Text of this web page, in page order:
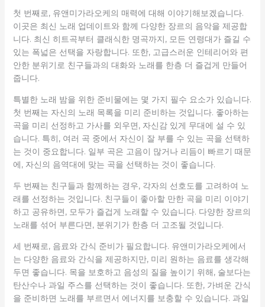
첫 번째로, 유앤미가라오케의 매력에 대해 이야기해보겠습니다.
이곳은 최신 노래 업데이트와 함께 다양한 장르의 음악을 제공합
니다. 최신 히트곡부터 클래식한 명곡까지, 모든 연령대가 즐길 수
있는 폭넓은 선택을 자랑합니다. 또한, 고급스러운 인테리어와 편
안한 분위기로 친구들과의 대화와 노래를 한층 더 즐겁게 만들어
줍니다.
특별한 노래 밤을 위한 준비물에는 몇 가지 필수 요소가 있습니다.
첫 번째는 자신의 노래 목록을 미리 준비하는 것입니다. 좋아하는
곡을 미리 선정하고 가사를 외우면, 자신감 있게 무대에 설 수 있
습니다. 특히, 여러 곡 중에서 자신이 잘 부를 수 있는 곡을 선택하
는 것이 중요합니다. 일부 곡은 고음이 많거나 리듬이 빠르기 때문
에, 자신의 음역대에 맞는 곡을 선택하는 것이 좋습니다.
두 번째는 친구들과 함께하는 경우, 각자의 선호도를 고려하여 노
래를 선정하는 것입니다. 친구들이 좋아할 만한 곡을 미리 이야기
하고 공유하면, 모두가 즐겁게 노래할 수 있습니다. 다양한 장르의
노래를 섞어 부른다면, 분위기가 한층 더 고조될 것입니다.
세 번째로, 음료와 간식 준비가 필요합니다. 유앤미가라오케에서
는 다양한 음료와 간식을 제공하지만, 미리 원하는 음료를 생각해
두면 좋습니다. 목을 보호하고 음성의 질을 높이기 위해, 술보다는
탄산수나 과일 주스를 선택하는 것이 좋습니다. 또한, 가벼운 간식
을 준비하면 노래를 부르면서 에너지를 보충할 수 있습니다. 과일